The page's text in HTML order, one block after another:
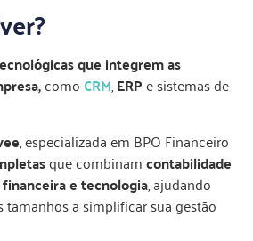
que integrem as
como CRM,ERPe sistemas de
, especializada em BPO Financeiro
que combinamcontabilidade
e tecnologia, ajudando
tamanhos a simplificar sua gestão